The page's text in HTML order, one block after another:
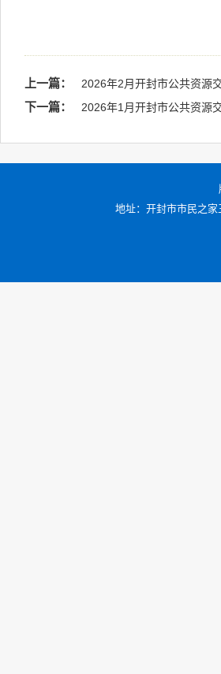
上一篇： 2026年2月开封市公共资源
下一篇： 2026年1月开封市公共资源
地址：开封市市民之家